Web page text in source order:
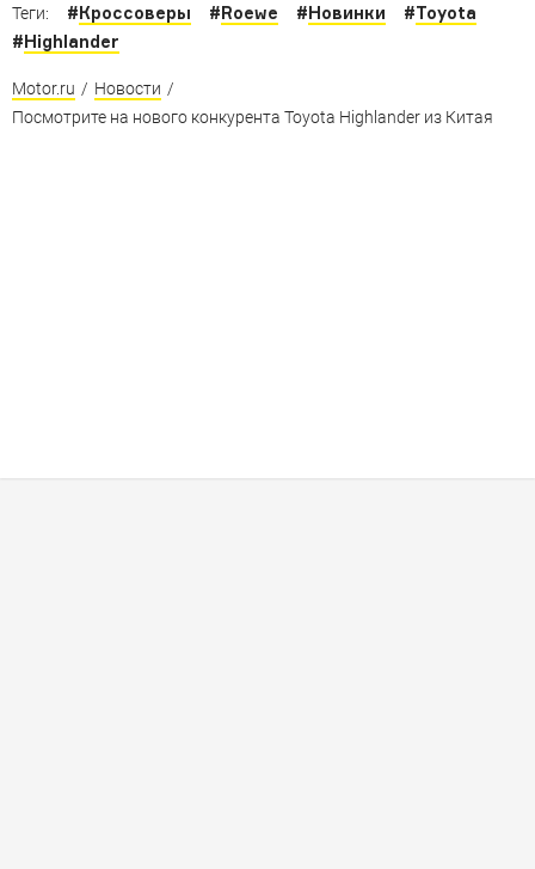
Теги: #Кроссоверы #Roewe #Новинки #Toyota
#Highlander
Motor.ru / Новости /
Посмотрите на нового конкурента Toyota Highlander из Китая